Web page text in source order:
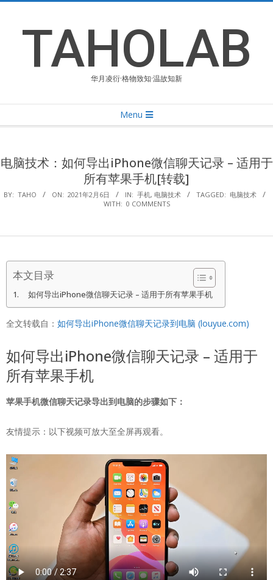
contentTAHOLAB
华月凌衍·格物致知·温故知新
Navigation
Menu
电脑技术：如何导出iPhone微信聊天记录 – 适用于
所有苹果手机[转载]
BY: TAHO ON: 2021年2月6日 IN: 手机, 电脑技术 TAGGED: 电脑技术
WITH: 0 COMMENTS
本文目录
如何导出iPhone微信聊天记录 – 适用于所有苹果手机
全文转载自： 如何导出iPhone微信聊天记录到电脑 (louyue.com)
如何导出iPhone微信聊天记录 – 适用于
所有苹果手机
苹果手机微信聊天记录导出到电脑的步骤如下：
友情提示：以下视频可放大至全屏再观看。